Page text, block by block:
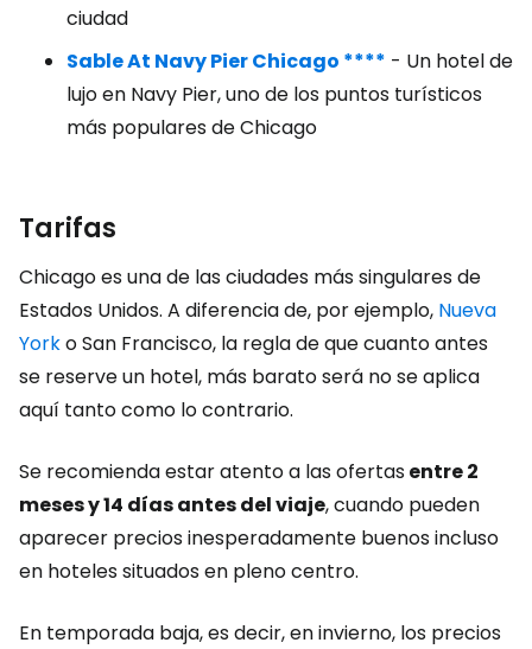
ciudad
Sable At Navy Pier Chicago **** - Un hotel de
lujo en Navy Pier, uno de los puntos turísticos
más populares de Chicago
Tarifas
Chicago es una de las ciudades más singulares de
Estados Unidos. A diferencia de, por ejemplo, Nueva
Yorko San Francisco, la regla de que cuanto antes
se reserve un hotel, más barato será no se aplica
aquí tanto como lo contrario.
Se recomienda estar atento a las ofertasentre 2
meses y 14 días antes del viaje, cuando pueden
aparecer precios inesperadamente buenos incluso
en hoteles situados en pleno centro.
En temporada baja, es decir, en invierno, los precios